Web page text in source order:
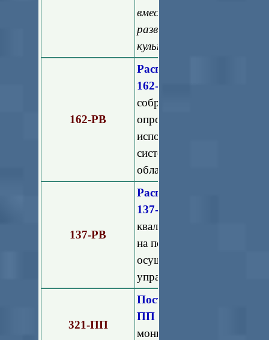
вместе с "Перечнем
развитию жилищно-
культурной сферы
162-РВ
Распоряжение
162-РВ.
собраний собственников
опроса и
использованием
системы жилищно-
области"
137-РВ
Распоряжение
137-РВ
квалификационный
на получение
осуществления
управлению
321-ПП
Постановление
ПП
мониторинга